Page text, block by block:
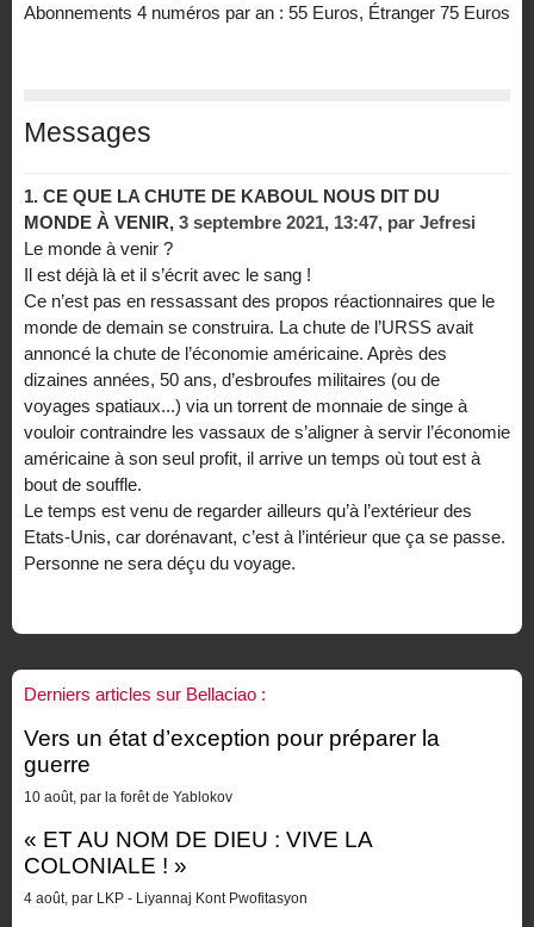
Abonnements 4 numéros par an : 55 Euros, Étranger 75 Euros
Messages
1. CE QUE LA CHUTE DE KABOUL NOUS DIT DU
MONDE À VENIR, 3 septembre 2021, 13:47, par Jefresi
Le monde à venir ?
Il est déjà là et il s’écrit avec le sang !
Ce n’est pas en ressassant des propos réactionnaires que le
monde de demain se construira. La chute de l’URSS avait
annoncé la chute de l’économie américaine. Après des
dizaines années, 50 ans, d’esbroufes militaires (ou de
voyages spatiaux...) via un torrent de monnaie de singe à
vouloir contraindre les vassaux de s’aligner à servir l’économie
américaine à son seul profit, il arrive un temps où tout est à
bout de souffle.
Le temps est venu de regarder ailleurs qu’à l’extérieur des
Etats-Unis, car dorénavant, c’est à l’intérieur que ça se passe.
Personne ne sera déçu du voyage.
Derniers articles sur Bellaciao :
Vers un état d’exception pour préparer la
guerre
10 août, par la forêt de Yablokov
« ET AU NOM DE DIEU : VIVE LA
COLONIALE ! »
4 août, par LKP - Liyannaj Kont Pwofitasyon